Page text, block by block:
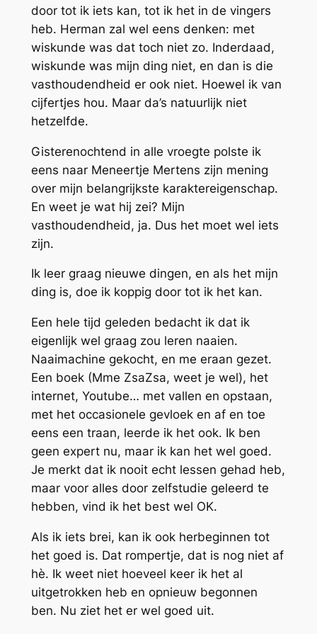
door tot ik iets kan, tot ik het in de vingers
heb. Herman zal wel eens denken: met
wiskunde was dat toch niet zo. Inderdaad,
wiskunde was mijn ding niet, en dan is die
vasthoudendheid er ook niet. Hoewel ik van
cijfertjes hou. Maar da’s natuurlijk niet
hetzelfde.
Gisterenochtend in alle vroegte polste ik
eens naar Meneertje Mertens zijn mening
over mijn belangrijkste karaktereigenschap.
En weet je wat hij zei? Mijn
vasthoudendheid, ja. Dus het moet wel iets
zijn.
Ik leer graag nieuwe dingen, en als het mijn
ding is, doe ik koppig door tot ik het kan.
Een hele tijd geleden bedacht ik dat ik
eigenlijk wel graag zou leren naaien.
Naaimachine gekocht, en me eraan gezet.
Een boek (Mme ZsaZsa, weet je wel), het
internet, Youtube… met vallen en opstaan,
met het occasionele gevloek en af en toe
eens een traan, leerde ik het ook. Ik ben
geen expert nu, maar ik kan het wel goed.
Je merkt dat ik nooit echt lessen gehad heb,
maar voor alles door zelfstudie geleerd te
hebben, vind ik het best wel OK.
Als ik iets brei, kan ik ook herbeginnen tot
het goed is. Dat rompertje, dat is nog niet af
hè. Ik weet niet hoeveel keer ik het al
uitgetrokken heb en opnieuw begonnen
ben. Nu ziet het er wel goed uit.